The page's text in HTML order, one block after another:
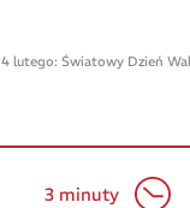
4 lutego: Światowy Dzień
3 minuty